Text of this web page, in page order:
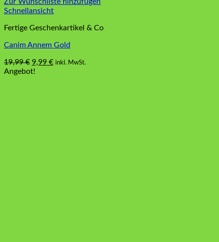
Zur Wunschliste hinzufügen
Schnellansicht
Fertige Geschenkartikel & Co
Canim Annem Gold
19,99€ Ursprünglicher
Preis
9,99 €Aktueller
inkl. MwSt.
Angebot!